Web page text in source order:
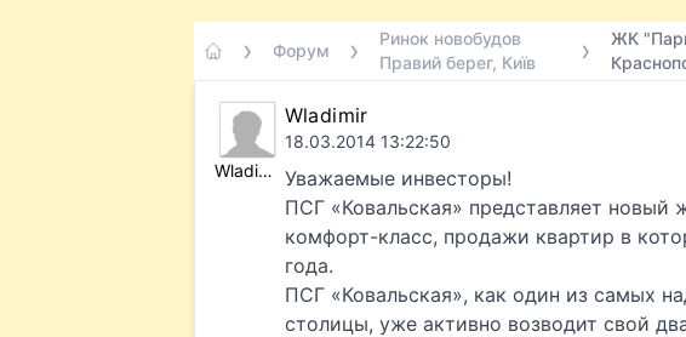
Форум
Ринок новобудов
Правий берег, Київ
ЖК
Wladimir
Wladimir
18.03.2014 13:22:50
Уважаемые инвесторы!
ПСГ «Ковальская» представляет новый
комфорт-класс, продажи квартир в
года.
ПСГ «Ковальская», как один из самых
столицы, уже активно возводит свой